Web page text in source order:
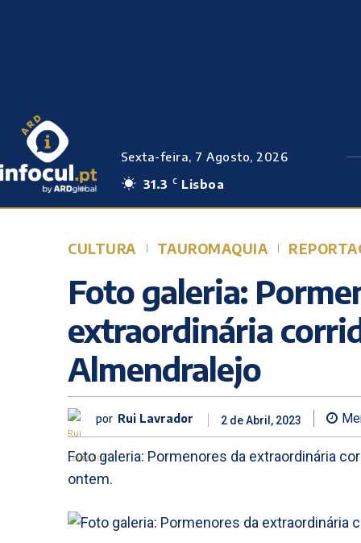
Sexta-feira, 7 Agosto, 2026
31.3
C Lisboa
CULTURA TAUROMAQUIA
Foto galeria:
extraordinária
Almendralejo
por Rui Lavrador 2 de Abril, 2023
Foto galeria: Pormenores da extraordinária
ontem.